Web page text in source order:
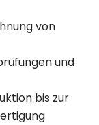
von
und
bis zur